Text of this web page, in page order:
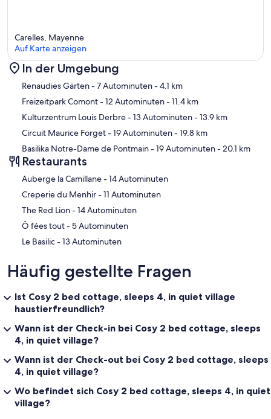
Karte
Carelles, Mayenne
Auf Karte anzeigen
In der Umgebung
Renaudies Gärten- 7 Autominuten- 4.1 km
Freizeitpark Comont- 12 Autominuten- 11.4 km
Kulturzentrum Louis Derbre- 13 Autominuten- 13.9 km
Circuit Maurice Forget- 19 Autominuten- 19.8 km
Basilika Notre-Dame de Pontmain- 19 Autominuten- 20.1 km
Restaurants
‪Auberge la Camillane - ‬14 Autominuten
‪Creperie du Menhir - ‬11 Autominuten
‪The Red Lion - ‬14 Autominuten
‪Ô fées tout - ‬5 Autominuten
‪Le Basilic - ‬13 Autominuten
Häufig gestellte Fragen
Ist Cosy 2 bed cottage, sleeps 4, in quiet village
haustierfreundlich?
Wann ist der Check-in bei Cosy 2 bed cottage, sleeps
4, in quiet village?
Wann ist der Check-out bei Cosy 2 bed cottage, sleeps
4, in quiet village?
Wo befindet sich Cosy 2 bed cottage, sleeps 4, in quiet
village?